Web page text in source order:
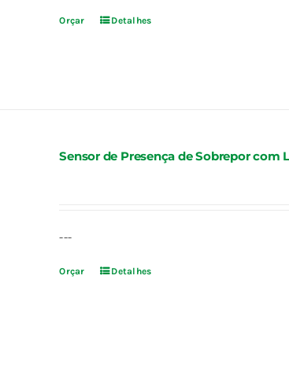
Orçar Detalhes
Sensor de Presença de Sobrepor com
---
Orçar Detalhes